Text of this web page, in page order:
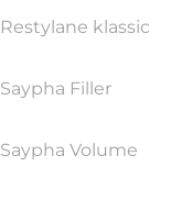
Restylane klassic
Saypha Filler
Saypha Volume